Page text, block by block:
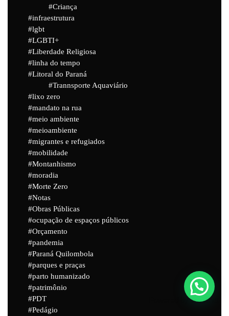
Criança
infraestrutura
lgbt
LGBTI+
Liberdade Religiosa
linha do tempo
Litoral do Paraná
Trannsporte Aquaviário
lixo zero
mandato na rua
meio ambiente
meioambiente
migrantes e refugiados
mobilidade
Montanhismo
moradia
Morte Zero
Notas
Obras Públicas
ocupação de espaços públicos
Orçamento
pandemia
Paraná Quilombola
parques e praças
parto humanizado
patrimônio
PDT
Pedágio
Powered byJoinchat